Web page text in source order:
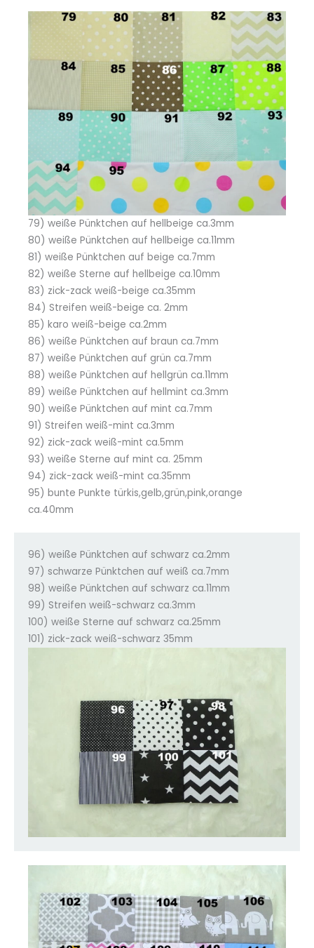
79) weiße Pünktchen auf hellbeige ca.3mm
80) weiße Pünktchen auf hellbeige ca.11mm
81) weiße Pünktchen auf beige ca.7mm
82) weiße Sterne auf hellbeige ca.10mm
83) zick-zack weiß-beige ca.35mm
84) Streifen weiß-beige ca. 2mm
85) karo weiß-beige ca.2mm
86) weiße Pünktchen auf braun ca.7mm
87) weiße Pünktchen auf grün ca.7mm
88) weiße Pünktchen auf hellgrün ca.11mm
89) weiße Pünktchen auf hellmint ca.3mm
90) weiße Pünktchen auf mint ca.7mm
91) Streifen weiß-mint ca.3mm
92) zick-zack weiß-mint ca.5mm
93) weiße Sterne auf mint ca. 25mm
94) zick-zack weiß-mint ca.35mm
95) bunte Punkte türkis,gelb,grün,pink,orange
ca.40mm
96) weiße Pünktchen auf schwarz ca.2mm
97) schwarze Pünktchen auf weiß ca.7mm
98) weiße Pünktchen auf schwarz ca.11mm
99) Streifen weiß-schwarz ca.3mm
100) weiße Sterne auf schwarz ca.25mm
101) zick-zack weiß-schwarz 35mm